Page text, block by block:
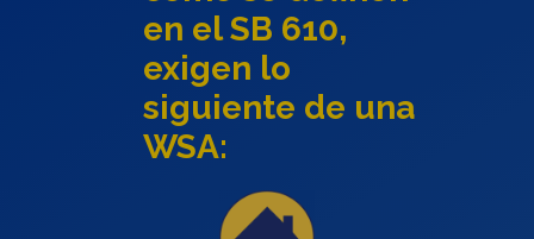
en el SB 610,
exigen lo
siguiente de una
WSA: